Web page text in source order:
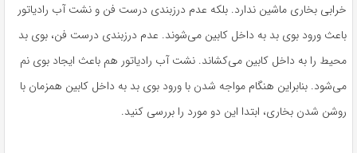
خرابی بخاری ماشین ندارد. بلکه عدم درزبندی درست فن و نشت آب رادیاتور
باعث ورود بوی بد به داخل کابین می‌شوند. عدم درزبندی درست فن، بوی بد
محیط را به داخل کابین می‌کشاند. نشت آب رادیاتور هم باعث ایجاد بوی نم
می‌شود. بنابراین هنگام مواجه شدن با ورود بوی بد به داخل کابین همزمان با
روشن شدن بخاری، ابتدا این دو مورد را بررسی کنید.